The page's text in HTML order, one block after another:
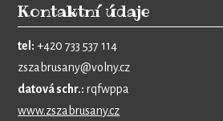
Kontaktní údaje
tel: +420 733 537 114
zszabrusany@volny.cz
datová schr.: rqfwppa
www.zszabrusany.cz